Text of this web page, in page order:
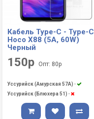
Кабель Type-C - Type-C
Hoco X88 (5A, 60W)
Черный
150р Опт: 80р
Уссурийск (Амурская 57А) -
Уссурийск (Блюхера 51) -